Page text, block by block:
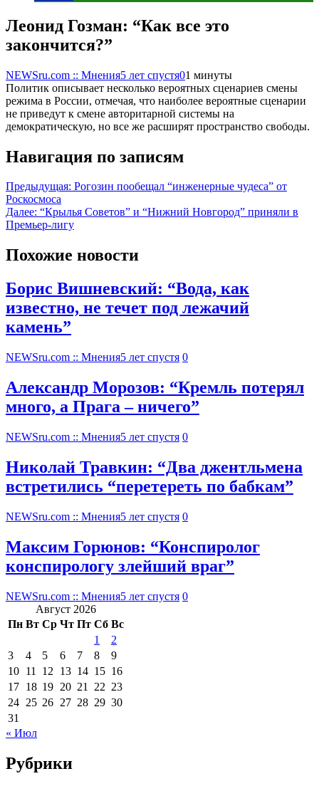
Леонид Гозман: “Как все это
закончится?”
NEWSru.com :: Мнения5 лет спустя01 минуты
Политик описывает несколько вероятных сценариев смены
режима в России, отмечая, что наиболее вероятные сценарии
не приведут к смене авторитарной системы на
демократическую, но все же расширят пространство свободы.
Навигация по записям
Предыдущая: Рогозин пообещал “инженерные чудеса” от
Роскосмоса
Далее: “Крылья Советов” и “Нижний Новгород” приняли в
Премьер-лигу
Похожие новости
Борис Вишневский: “Вода, как
известно, не течет под лежачий
камень”
NEWSru.com :: Мнения5 лет спустя 0
Александр Морозов: “Кремль потерял
много, а Прага – ничего”
NEWSru.com :: Мнения5 лет спустя 0
Николай Травкин: “Два джентльмена
встретились “перетереть по бабкам”
NEWSru.com :: Мнения5 лет спустя 0
Максим Горюнов: “Конспиролог
конспирологу злейший враг”
NEWSru.com :: Мнения5 лет спустя 0
Август 2026
Пн Вт Ср Чт Пт Сб Вс
1
2
3
4 5 6 7 8
9
10 11 12 13 14 15 16
17 18 19 20 21 22 23
24 25 26 27 28 29 30
31
« Июл
Рубрики